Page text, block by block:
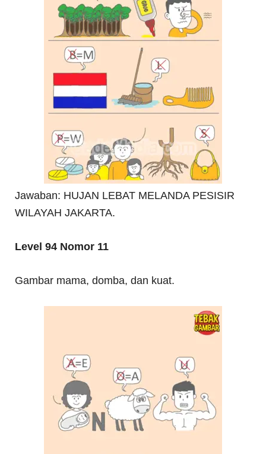
Jawaban: HUJAN LEBAT MELANDA PESISIR
WILAYAH JAKARTA.
Level 94 Nomor 11
Gambar mama, domba, dan kuat.